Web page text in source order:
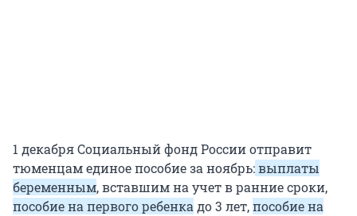
1 декабря Социальный фонд России отправит
тюменцам единое пособие за ноябрь:выплаты
беременным, вставшим на учет в ранние сроки,
пособие на первого ребенкадо 3 лет,пособие на